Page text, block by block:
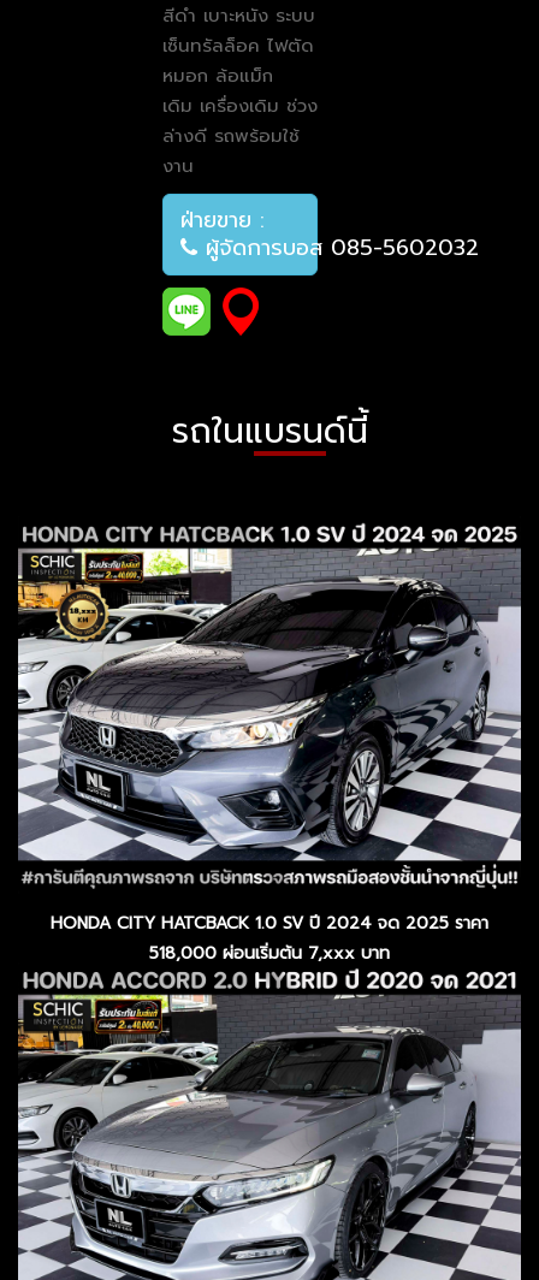
สีดำ เบาะหนัง ระบบ
เซ็นทรัลล็อค ไฟตัด
หมอก ล้อแม็ก
เดิม เครื่องเดิม ช่วง
ล่างดี รถพร้อมใช้
งาน
ฝ่ายขาย :
ผู้จัดการบอส 085-5602032
รถในแบรนด์นี้
HONDA CITY HATCBACK 1.0 SV ปี 2024 จด 2025 ราคา
518,000 ผ่อนเริ่มต้น 7,xxx บาท